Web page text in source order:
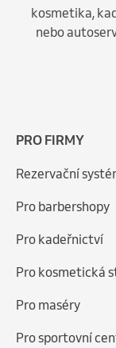
kosmetika,
nebo
PRO FIRMY
Rezervační
Pro barbershopy
Pro kadeřnictví
Pro kosmetická
Pro maséry
Pro sportovní